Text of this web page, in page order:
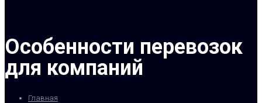
Особенности перевозок
для компаний
Главная